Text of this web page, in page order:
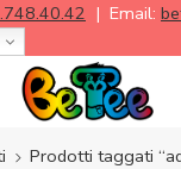
| Email:
Prodotti taggati